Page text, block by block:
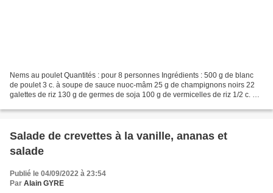
Nems au poulet Quantités : pour 8 personnes Ingrédients : 500 g de blanc
de poulet 3 c. à soupe de sauce nuoc-mâm 25 g de champignons noirs 22
galettes de riz 130 g de germes de soja 100 g de vermicelles de riz 1/2 c. à
Salade de crevettes à la vanille, ananas et
salade
Publié le 04/09/2022 à 23:54
Par Alain GYRE